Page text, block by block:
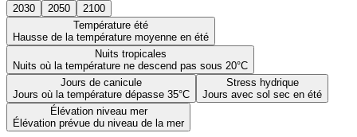
2030 2050
2100
Température été
Hausse de la température moyenne en été
Nuits tropicales
Nuits où la température ne descend pas sous 20°C
Jours de canicule
Jours où la température dépasse 35°C
Stress hydrique
Jours avec sol sec en été
Élévation niveau mer
Élévation prévue du niveau de la mer